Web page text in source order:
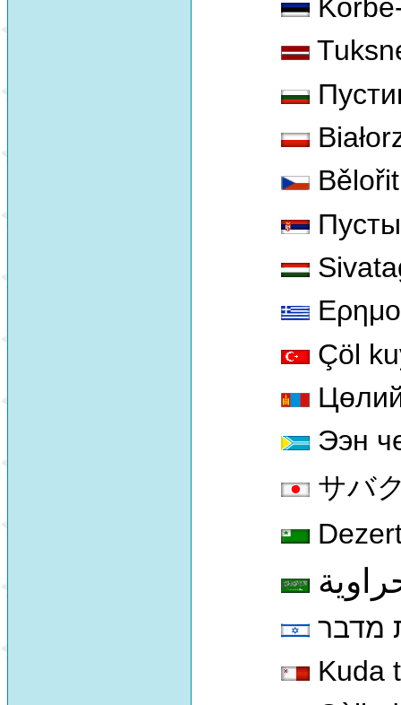
Çöl
Ээн
サバ
מדבר
Kuda